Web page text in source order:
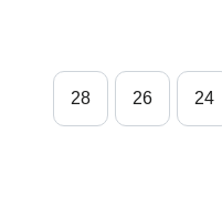
24
26
28